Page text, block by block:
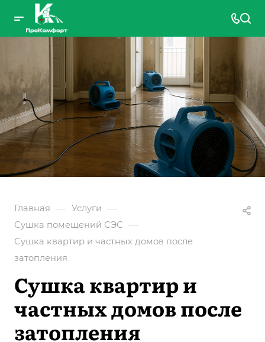
Главная — Услуги —
Сушка помещений СЭС —
Сушка квартир и частных домов после
затопления
Сушка квартир и
частных домов после
затопления